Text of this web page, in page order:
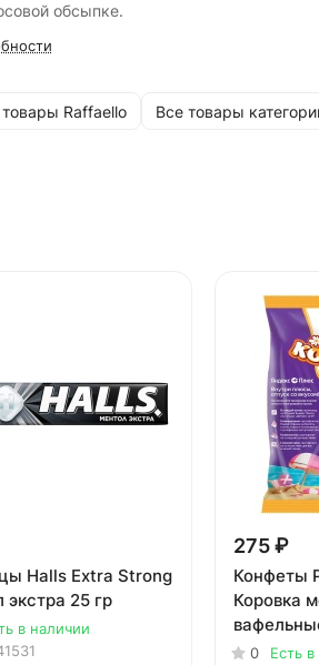
обсыпке.
Raffaello Все товары
Halls Extra Strong
экстра 25 гр
в наличии
275 ₽
Конфеты
Коровка
0
Есть